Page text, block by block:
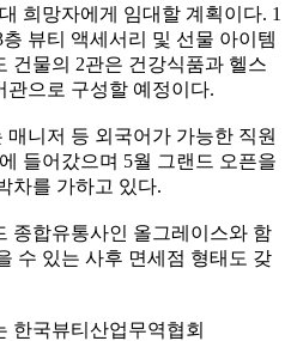
희망자에게 임대할 계획이다. 1
층 뷰티 액세서리 및 선물 아이템
건물의 2관은 건강식품과 헬스
관으로 구성할 예정이다.
니저 등 외국어가 가능한 직원
들어갔으며 5월 그랜드 오픈을
차를 가하고 있다.
종합유통사인 올그레이스와 함
수 있는 사후 면세점 형태도 갖
한국뷰티산업무역협회